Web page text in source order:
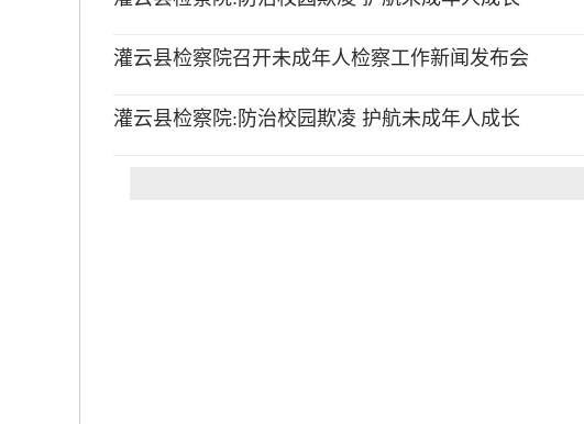
灌云县检察院召开未成年人检察工作新闻发布会
灌云县检察院:防治校园欺凌 护航未成年人成长